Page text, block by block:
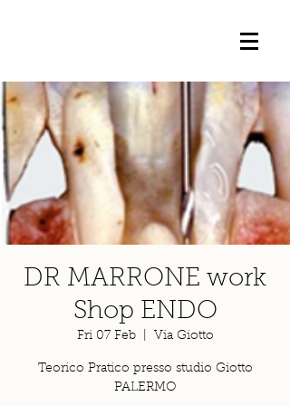
DR MARRONE work
Shop ENDO
Fri 07 Feb
  |
Via Giotto
Teorico Pratico presso studio Giotto
PALERMO